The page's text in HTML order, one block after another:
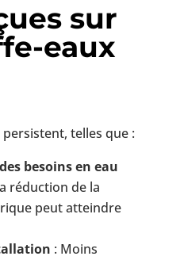
sur
eaux
telles que :
besoins en eau
réduction de la
peut atteindre
: Moins